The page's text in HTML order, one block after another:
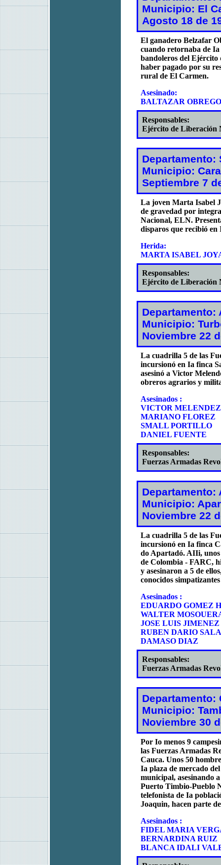
Municipio: El
Agosto 18 de
El ganadero Belzafar
cuando retornaba de
bandoleros del Ejército
haber pagado por su
rural de El Carmen.
Asesinado:
BALTAZAR
Responsables:
Ejército de Liberación
Departamento:
Municipio:
Septiembre 7
La joven Marta Isabel
de gravedad por
Nacional, ELN.
disparos que recibió en
Herida:
MARTA ISABEL
Responsables:
Ejército de Liberación
Departamento:
Municipio:
Noviembre 22
La cuadrilla 5 de las
incursionó en Ia finca
asesinó a Victor
obreros agrarios y
Asesinados :
VICTOR MELENDEZ
MARIANO FLOREZ
SMALL PORTILLO
DANIEL FUENTE
Responsables:
Fuerzas Armadas
Departamento:
Municipio:
Noviembre 22
La cuadrilla 5 de las
incursionó en Ia finca
do Apartadó. AIIi, unos
de Colombia - FARC,
y asesinaron a 5 de
conocidos
Asesinados :
EDUARDO GOMEZ
WALTER
JOSE LUIS JIMENEZ
RUBEN DARIO
DAMASO DIAZ
Responsables:
Fuerzas Armadas
Departamento:
Municipio:
Noviembre 30
Por Io menos 9
las Fuerzas Armadas
Cauca. Unos 50
Ia plaza de mercado
municipal, asesinando
Puerto Timbio-Pueblo
telefonista de Ia
Joaquin, hacen parte
Asesinados :
FIDEL MARIA
BERNARDINA RUIZ
BLANCA IDALI